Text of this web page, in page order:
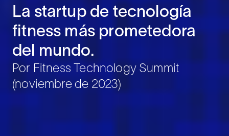
La startup de tecnología
fitness más prometedora
del mundo.
Por Fitness Technology Summit
(noviembre de 2023)